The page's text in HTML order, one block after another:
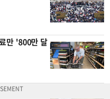
만 '800만 달